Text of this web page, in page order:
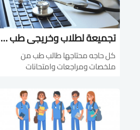
تجميعة لطلاب وخريجى طب من ملخصات ومراجعات وامتحانات وفيديوهات
كل حاجه محتاجها طالب طب من
ملخصات ومراجعات وامتحانات
اسئلة الشفوي ملزمه امتحانات الفرقه
الاولى http://bit.ly/3rfiezl مذكرة
امتحانات القصر العيني
http://bit.ly/3h98AJV...